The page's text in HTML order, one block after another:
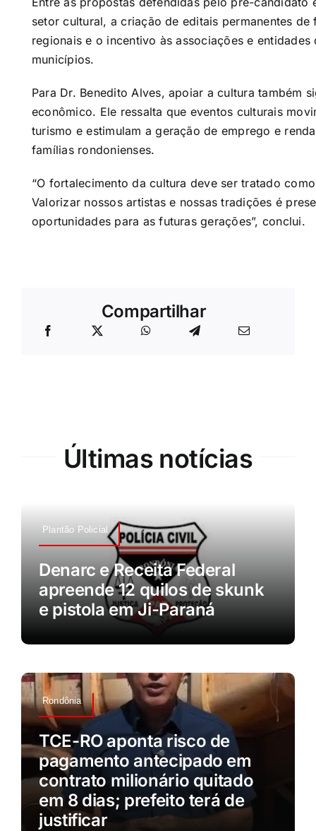
setor cultural, a criação de editais permanentes
regionais e o incentivo às associações e
municípios.
Para Dr. Benedito Alves, apoiar a cultura também
econômico. Ele ressalta que eventos culturais
turismo e estimulam a geração de emprego e
famílias rondonienses.
“O fortalecimento da cultura deve ser tratado
Valorizar nossos artistas e nossas tradições é
oportunidades para as futuras gerações”, conclui.
Compartilhar
Últimas notícias
Plantão Policial
Denarc e Receita Federal
apreende 12 quilos de skunk
e pistola em Ji-Paraná
Rondônia
TCE-RO aponta risco de
pagamento antecipado em
contrato milionário quitado
em 8 dias; prefeito terá de
justificar